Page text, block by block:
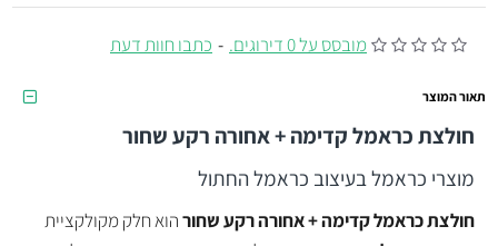
מובסס על 0 דירוגים. - כתבו חוות דעת
תאור המוצר
חולצת כראמל קדימה + אחורה רקע שחור
מוצרי כראמל בעיצוב כראמל החתול
חולצת כראמל קדימה + אחורה רקע שחורהוא חלק מקולקציית